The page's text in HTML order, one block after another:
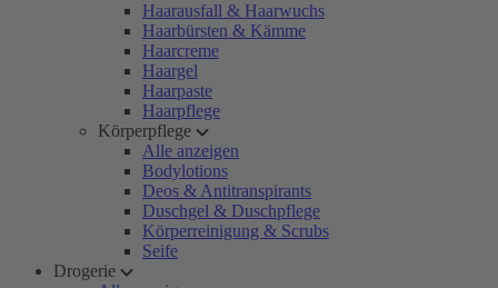
Haarausfall & Haarwuchs
Haarbürsten & Kämme
Haarcreme
Haargel
Haarpaste
Haarpflege
Körperpflege
Alle anzeigen
Bodylotions
Deos & Antitranspirants
Duschgel & Duschpflege
Körperreinigung & Scrubs
Seife
Drogerie